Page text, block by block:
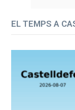
EL TEMPS A